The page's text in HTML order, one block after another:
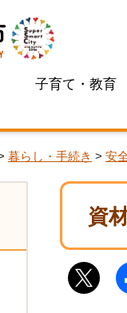
子育て・教育
暮らし・手続き > 安
資